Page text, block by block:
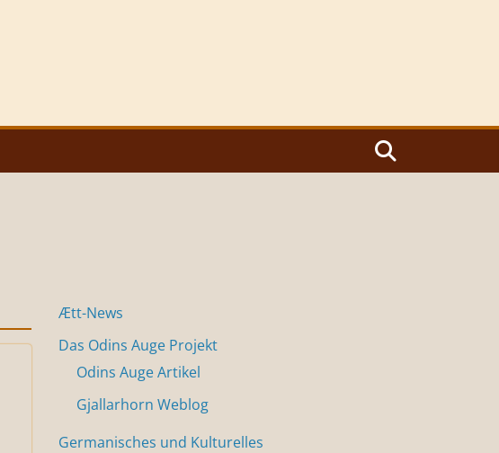
Ætt-News
Das Odins Auge Projekt
Odins Auge Artikel
Gjallarhorn Weblog
Germanisches und Kulturelles